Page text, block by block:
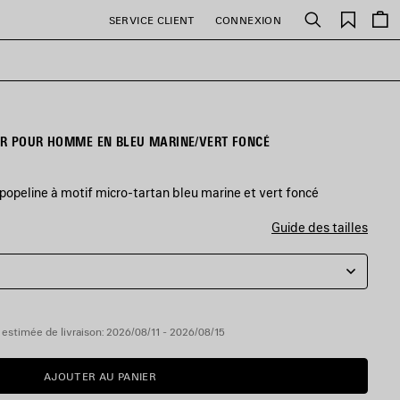
SERVICE CLIENT CONNEXION Rechercher
POUR HOMME EN BLEU MARINE/VERT FONCÉ
à motif micro-tartan bleu marine et vert foncé
Guide des tailles
de livraison: 2026/08/11 - 2026/08/15
AJOUTER
AU
AJOUTER AU PANIER
VEUILLEZ
SÉLECTIONNER